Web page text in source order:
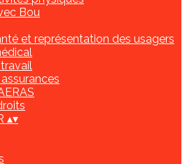
Bou
et représentation des usagers
▴▾